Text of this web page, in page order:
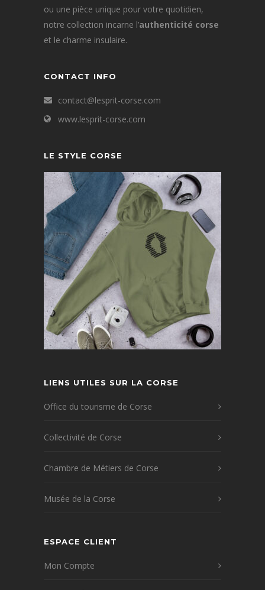
ou une pièce unique pour votre quotidien,
notre collection incarne l’authenticité corse
et le charme insulaire.
CONTACT INFO
contact@lesprit-corse.com
www.lesprit-corse.com
LE STYLE CORSE
LIENS UTILES SUR LA CORSE
Office du tourisme de Corse
Collectivité de Corse
Chambre de Métiers de Corse
Musée de la Corse
ESPACE CLIENT
Mon Compte